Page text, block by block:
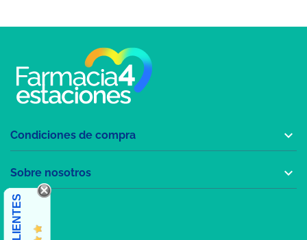
Condiciones de compra 
Sobre nosotros 